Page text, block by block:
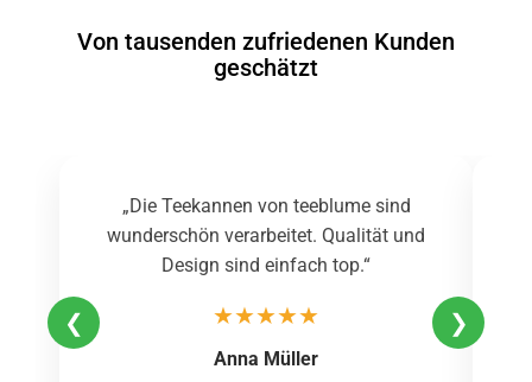
Von tausenden zufriedenen Kunden
geschätzt
❮ ❯
„Die Teekannen von teeblume sind
wunderschön verarbeitet. Qualität und
Design sind einfach top.“
★★★★★
Anna Müller